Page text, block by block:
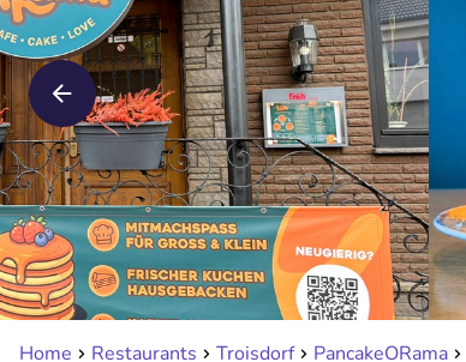
Home Restaurants Troisdorf PancakeORama